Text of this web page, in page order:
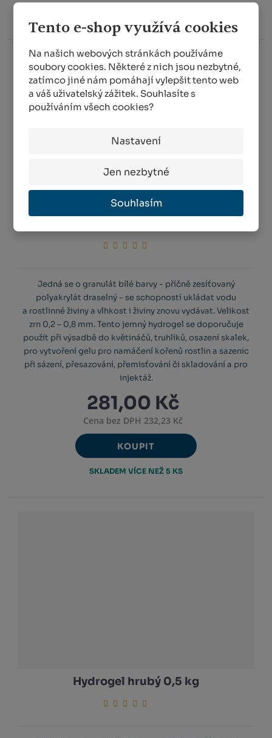
Tento e-shop využívá cookies
Na našich webových stránkách používáme
soubory cookies. Některé z nich jsou nezbytné,
zatímco jiné nám pomáhají vylepšit tento web
a váš uživatelský zážitek. Souhlasíte s
používáním všech cookies?
Nastavení
Jen nezbytné
Souhlasím
Jedná se o granulát bílé barvy - příčně zesíťovaný
polyakrylát draselný - se schopností ukládat vodu
a rostlinné živiny a vlhkost i živiny znovu vydávat. Velikost
zrn 0,2 – 0,8 mm. Tento jemný hydrogel se doporučuje
použít při výsadbě do květináčů, truhlíků, osazení skalek,
pro vytvoření gelu pro namáčení kořenů rostlin a sazenic
při sázení, přesazování, přemisťování či skladování a pro
injektáž.
281,00 Kč
Cena bez DPH 232,23 Kč
KOUPIT
SKLADEM VÍCE NEŽ 5 KS
Hydrogel hrubý 0,5 kg